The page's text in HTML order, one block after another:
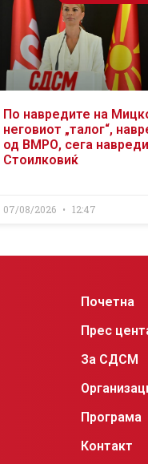
По навредите на
неговиот „талог“,
од ВМРО, сега
Стоилковиќ
07/08/2026 12:47
Почетна
Прес
За СДСМ
Програма
Контакт